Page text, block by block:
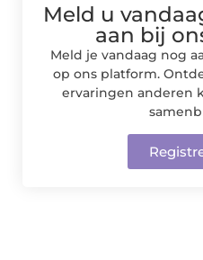
Meld u
aan bij
Meld je vandaag nog
op ons platform.
ervaringen anderen